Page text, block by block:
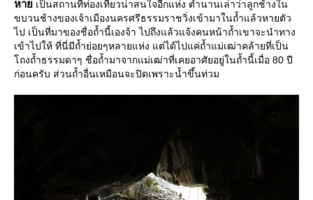
หา เป็นสถานที่ท่องเที่ยวน่าสนใจอีกแห่ง ตำนานเล่าว่าลูกช้างใน
ขบวนช้างของเจ้าเมืองนครศรีธรรมราชวิ่งเข้ามาในถ้ำแล้วหายตัว
ไป เป็นที่มาของชื่อถ้ำนี้เองจ้า ไปถึงแล้วแจ้งคนหน้าถ้ำเขาจะนำทาง
เข้าไปให้ ที่นี่มีถ้ำย่อยๆหลายแห่ง แต่ได้ไปแค่ถ้ำแม่เฒ่าคล้ายที่เป็น
ถงถ้ำธรรมดาๆ ชื่อถ้ำมาจากแม่เฒ่าที่เคยอาศัยอยู่ในถ้ำนี้เมื่อ 80 ปี
ก่อนครับ ส่วนถ้ำอื่นเหมือนจะปิดเพราะน้ำขึ้นท่วม